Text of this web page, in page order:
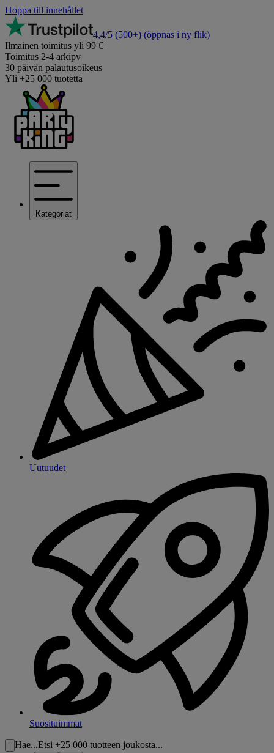
Hoppa till innehållet
4,4/5 (500+) (öppnas i ny flik)
Ilmainen toimitus yli 99 €
Toimitus 2-4 arkipv
30 päivän palautusoikeus
Yli +25 000 tuotetta
Kategoriat
Uutuudet
Suosituimmat
Hae...Etsi +25 000 tuotteen joukosta...